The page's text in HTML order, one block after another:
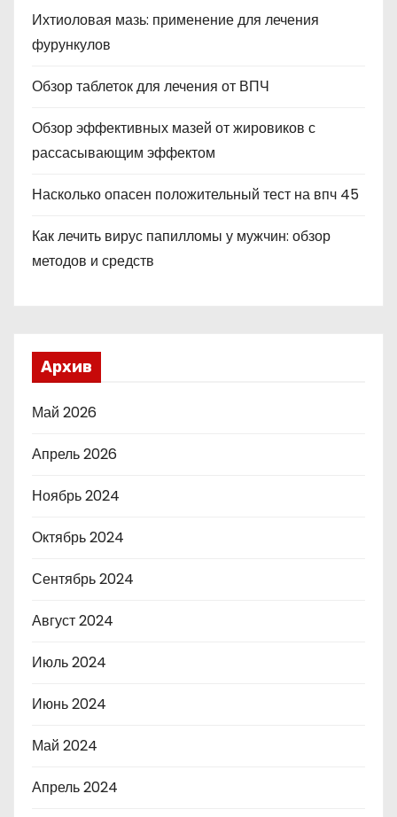
Ихтиоловая мазь: применение для лечения
фурункулов
Обзор таблеток для лечения от ВПЧ
Обзор эффективных мазей от жировиков с
рассасывающим эффектом
Насколько опасен положительный тест на впч 45
Как лечить вирус папилломы у мужчин: обзор
методов и средств
Архив
Май 2026
Апрель 2026
Ноябрь 2024
Октябрь 2024
Сентябрь 2024
Август 2024
Июль 2024
Июнь 2024
Май 2024
Апрель 2024